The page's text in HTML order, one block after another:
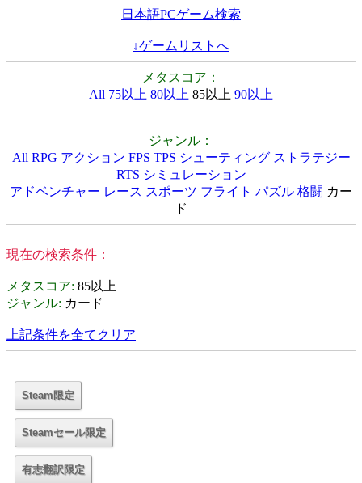
日本語PCゲーム検索
↓ゲームリストへ
メタスコア：
All 75以上 80以上 85以上 90以上
ジャンル：
All RPG アクション FPS TPS シューティング ストラテジー
RTS シミュレーション
アドベンチャー レース スポーツ フライト パズル 格闘 カー
ド
現在の検索条件：
メタスコア: 85以上
ジャンル: カード
上記条件を全てクリア